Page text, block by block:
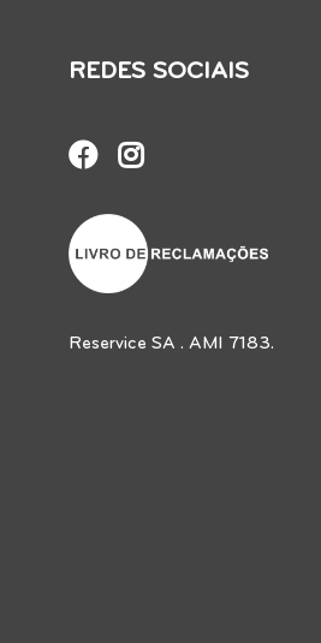
REDES SOCIAIS
Reservice SA . AMI 7183.